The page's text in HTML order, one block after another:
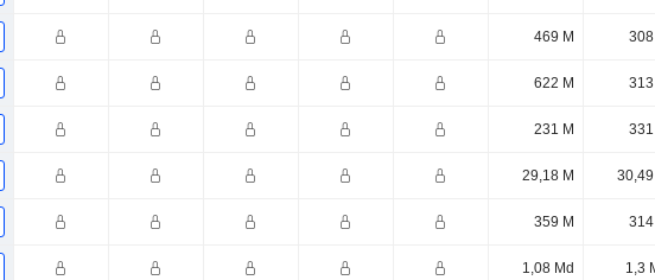
469 M 308
622 M 313
231 M 331
29,18 M 30,49
359 M 314
1,08 Md 1,3